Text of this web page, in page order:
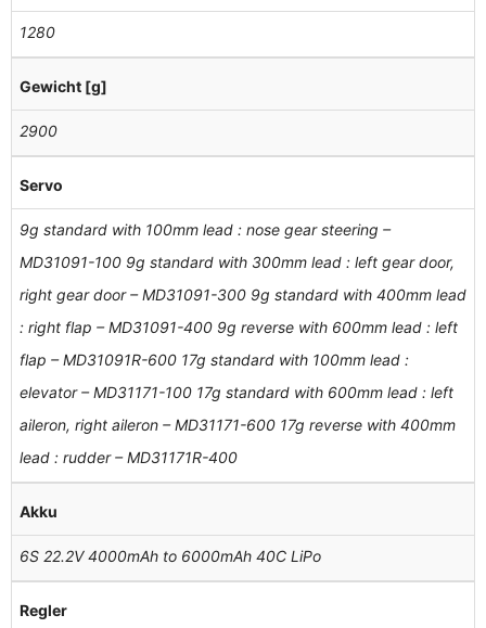
1280
Gewicht [g]
2900
Servo
9g standard with 100mm lead : nose gear steering –
MD31091-100 9g standard with 300mm lead : left gear door,
right gear door – MD31091-300 9g standard with 400mm lead
: right flap – MD31091-400 9g reverse with 600mm lead : left
flap – MD31091R-600 17g standard with 100mm lead :
elevator – MD31171-100 17g standard with 600mm lead : left
aileron, right aileron – MD31171-600 17g reverse with 400mm
lead : rudder – MD31171R-400
Akku
6S 22.2V 4000mAh to 6000mAh 40C LiPo
Regler